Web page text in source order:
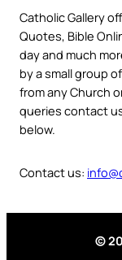
Catholic Gallery
Quotes, Bible
day and much
by a small group
from any Church
queries contact
below.
Contact us:
©